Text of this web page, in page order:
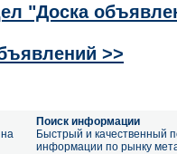
"Доска
>>
Поиск информации
Быстрый и качественный
информации по рынку